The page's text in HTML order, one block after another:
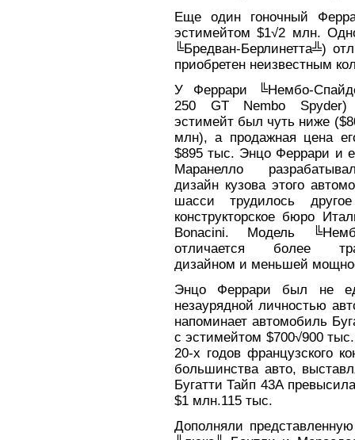
Еще один гоночный
эстимейтом $1√2 млн.
╚Бредван-Берлинетта╩)
приобретен неизвестным
У Феррари ╚Нембо-
250 GT Nembo Spyder)
эстимейт был чуть ниже
млн), а продажная цена
$895 тыс. Энцо Феррари и
Маранелло
дизайн кузова этого
шасси трудилось
конструкторское бюро
Bonacini. Модель
отличается более
дизайном и меньшей
Энцо Феррари был не
незаурядной личностью
напоминает автомобиль
с эстимейтом $700√900
20-х годов французского
большинства авто,
Бугатти Тайп 43А
$1 млн.115 тыс.
Дополняли